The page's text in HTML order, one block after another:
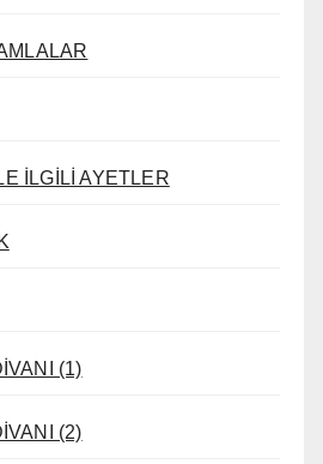
İLGİLİ AYETLER
(1)
(2)